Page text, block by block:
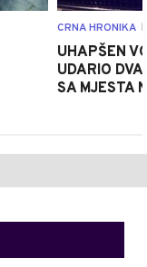
CRNA HRONIKA
UHAPŠEN
UDARIO
SA MJESTA